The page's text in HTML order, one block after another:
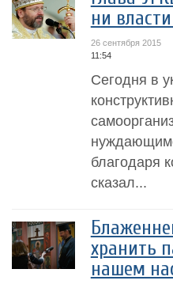
ни
26 сентября 2015
11:54
Сегодня в
благодаря
сказал...
хранить
нашем